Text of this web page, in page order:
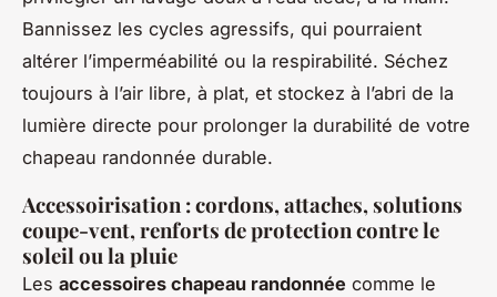
Bannissez les cycles agressifs, qui pourraient
altérer l’imperméabilité ou la respirabilité. Séchez
toujours à l’air libre, à plat, et stockez à l’abri de la
lumière directe pour prolonger la durabilité de votre
chapeau randonnée durable.
Accessoirisation : cordons, attaches, solutions
coupe-vent, renforts de protection contre le
soleil ou la pluie
Les accessoires chapeau randonnée comme le